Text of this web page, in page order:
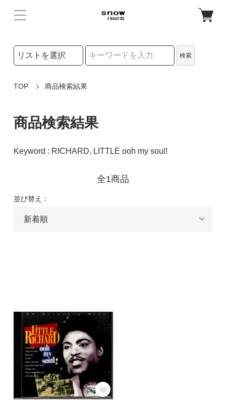
検索リストの選択
検索
TOP 商品検索結果
商品検索結果
Keyword : RICHARD, LITTLE ooh my soul!
全1商品
並び替え：